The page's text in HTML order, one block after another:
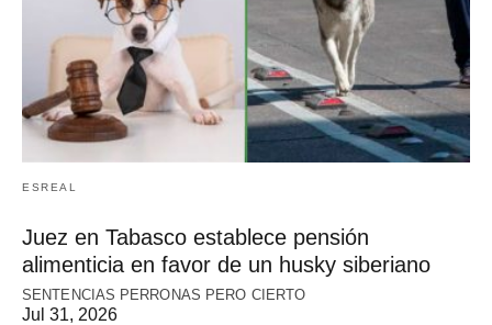
ESREAL
Juez en Tabasco establece pensión
alimenticia en favor de un husky siberiano
SENTENCIAS PERRONAS PERO CIERTO
Jul 31, 2026